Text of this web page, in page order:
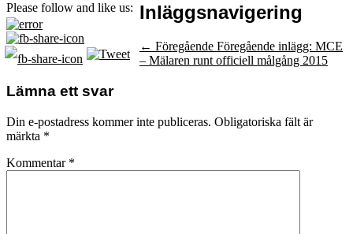
Please follow and like us: Inläggsnavigering
← Föregående Föregående inlägg: MCE
– Mälaren runt officiell målgång 2015
Lämna ett svar
Din e-postadress kommer inte publiceras. Obligatoriska fält är
märkta *
Kommentar *